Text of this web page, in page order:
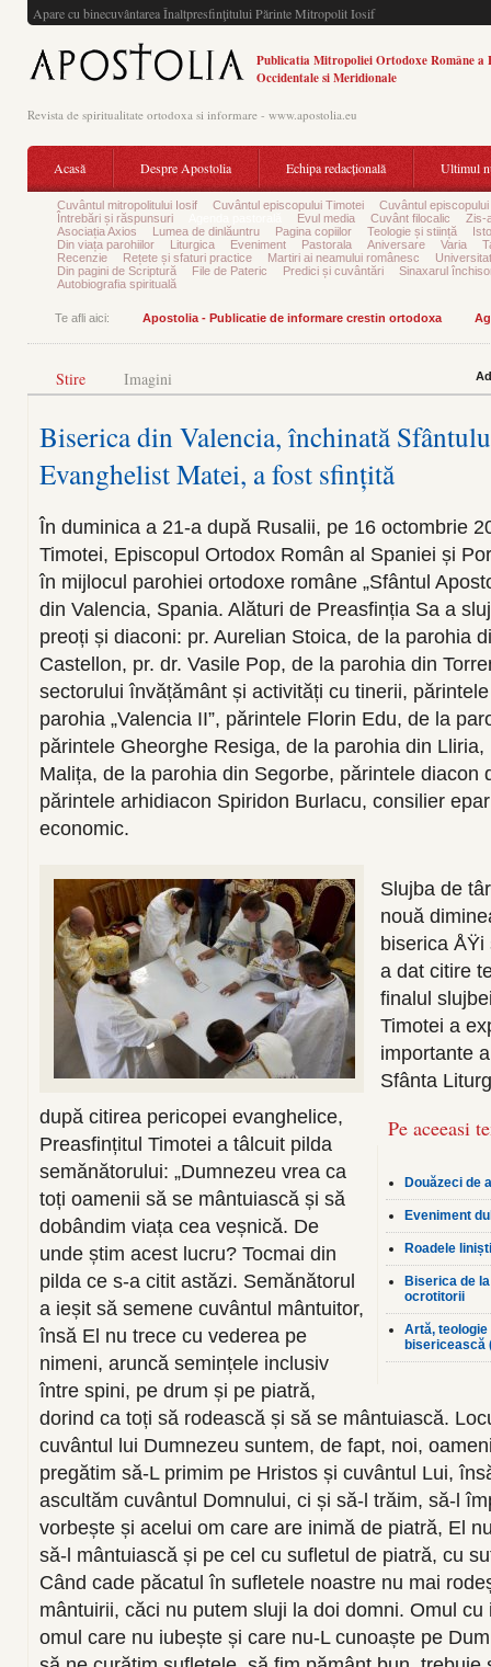
Apare cu binecuvântarea Înaltpresfinţitului Părinte Mitropolit Iosif
Publicatia Mitropoliei Ortodoxe Române a
Occidentale si Meridionale
Revista de spiritualitate ortodoxa si informare - www.apostolia.eu
Acasă Despre Apostolia Echipa redacțională Ultimul
Cuvântul mitropolitului Iosif Cuvântul episcopului Timotei
Cuvântul episcopului
Întrebări și răspunsuri
Evul media Cuvânt filocalic
Zis-
Asociația Axios
Lumea de dinlăuntru Pagina copiilor Teologie și stiință
Din viața parohiilor
Liturgica Eveniment Pastorala Aniversare Varia
Recenzie
Rețete și sfaturi practice Martiri ai neamului românesc
Din pagini de Scriptură
File de Pateric Predici și cuvântări
Sinaxarul
Autobiografia spirituală
Te afli aici: Apostolia - Publicatie de informare crestin ortodoxa
Stire Imagini
Biserica din Valencia, închinată
Evanghelist Matei, a fost sfințită
În duminica a 21-a după Rusalii, pe 16 octombrie
Timotei, Episcopul Ortodox Român al Spaniei și
în mijlocul parohiei ortodoxe române „Sfântul
din Valencia, Spania. Alături de Preasfinția Sa a
preoți și diaconi: pr. Aurelian Stoica, de la parohia
Castellon, pr. dr. Vasile Pop, de la parohia din
sectorului învățământ și activități cu tinerii,
parohia „Valencia II”, părintele Florin Edu, de la
părintele Gheorghe Resiga, de la parohia din
Malița, de la parohia din Segorbe, părintele diacon
părintele arhidiacon Spiridon Burlacu, consilier
economic.
Pe aceeasi
Douăzeci de
Eveniment
Roadele
Biserica de
ocrotitorii
Artă,
bisericească
Slujba de
nouă
biserica
a dat citire
finalul
Timotei a
importante
Sfânta
după citirea pericopei evanghelice,
Preasfințitul Timotei a tâlcuit pilda
semănătorului: „Dumnezeu vrea ca
toți oamenii să se mântuiască și să
dobândim viața cea veșnică. De
unde știm acest lucru? Tocmai din
pilda ce s-a citit astăzi. Semănătorul
a ieșit să semene cuvântul mântuitor,
însă El nu trece cu vederea pe
nimeni, aruncă semințele inclusiv
între spini, pe drum și pe piatră,
dorind ca toți să rodească și să se mântuiască.
cuvântul lui Dumnezeu suntem, de fapt, noi,
pregătim să-L primim pe Hristos și cuvântul Lui,
ascultăm cuvântul Domnului, ci și să-l trăim, să-l
vorbește și acelui om care are inimă de piatră, El
să-l mântuiască și pe cel cu sufletul de piatră, cu
Când cade păcatul în sufletele noastre nu mai
mântuirii, căci nu putem sluji la doi domni. Omul
omul care nu iubește și care nu-L cunoaște pe